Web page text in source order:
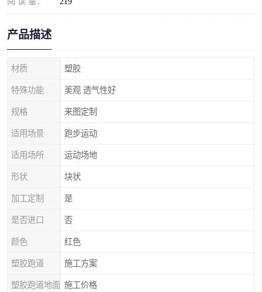
产品描述
材质 塑胶
特殊功能 美观 透气性好
规格 来图定制
适用场景 跑步运动
适用场所 运动场地
形状 块状
加工定制 是
是否进口 否
颜色 红色
塑胶跑道 施工方案
塑胶跑道地面 施工价格